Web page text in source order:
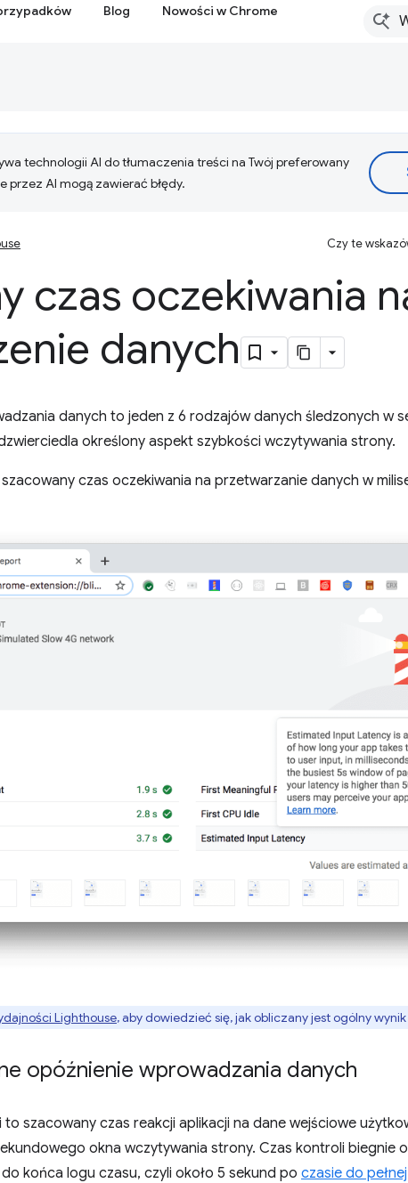
Blog Nowości w Chrome
technologii AI do tłumaczenia treści na Twój preferowany
przez AI mogą zawierać błędy.
Czy te
czas oczekiwania
danych
danych to jeden z 6 rodzajów danych śledzonych w
określony aspekt szybkości wczytywania strony.
czas oczekiwania na przetwarzanie danych w
Lighthouse, aby dowiedzieć się, jak obliczany jest ogólny
opóźnienie wprowadzania danych
szacowany czas reakcji aplikacji na dane wejściowe
okna wczytywania strony. Czas kontroli biegnie
do końca logu czasu, czyli około 5 sekund po czasie do